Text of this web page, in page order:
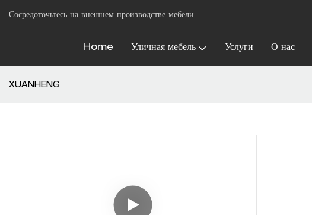
Сосредоточьтесь на внешнем производстве мебели
Home Уличная мебель Услуги О нас
XUANHENG